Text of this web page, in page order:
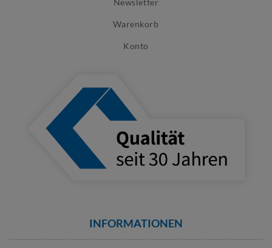
Newsletter
Warenkorb
Konto
INFORMATIONEN